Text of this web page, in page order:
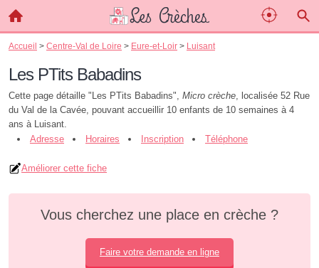
Accueil > Centre-Val de Loire > Eure-et-Loir > Luisant
Les PTits Babadins
Cette page détaille "Les PTits Babadins", Micro crèche, localisée 52 Rue
du Val de la Cavée, pouvant accueillir 10 enfants de 10 semaines à 4
ans à Luisant.
Adresse
Horaires Inscription Téléphone
Améliorer cette fiche
Vous cherchez une place en crèche ?
Faire votre demande en ligne